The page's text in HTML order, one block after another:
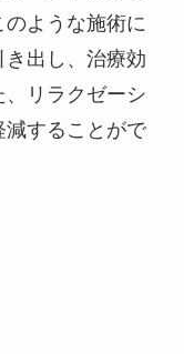
ような施術に
出し、治療効
リラクゼーシ
減することがで